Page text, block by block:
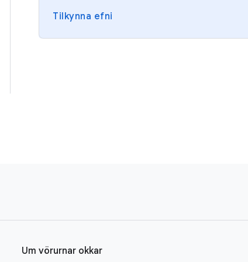
Tilkynna efni
Um vörurnar okkar